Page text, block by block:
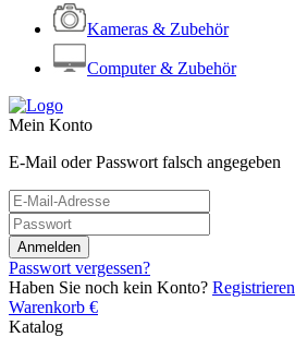
Kameras & Zubehör
Computer & Zubehör
Mein Konto
E-Mail oder Passwort falsch angegeben
Passwort vergessen?
Haben Sie noch kein Konto? Registrieren
Warenkorb €
Katalog